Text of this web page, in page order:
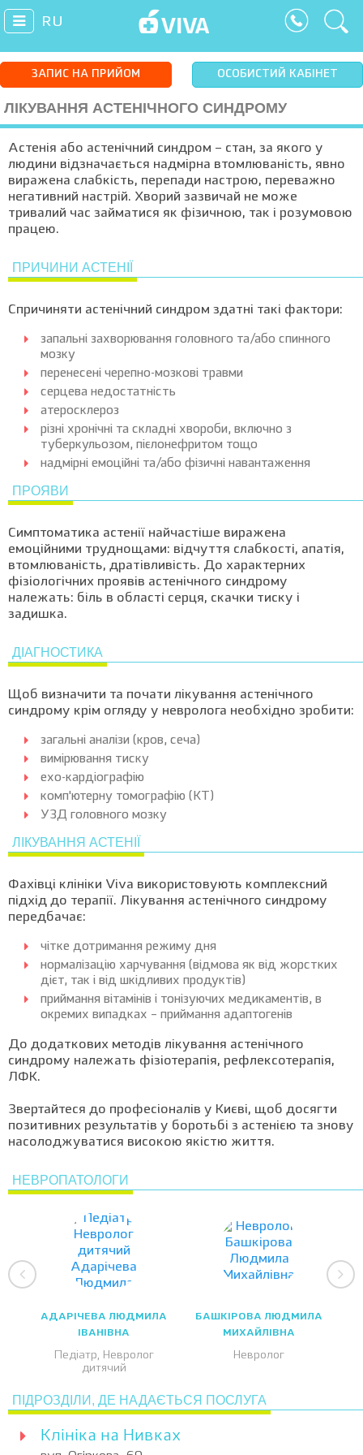
RU
ЗАПИС НА ПРИЙОМ ОСОБИСТИЙ КАБІНЕТ
ЛІКУВАННЯ АСТЕНІЧНОГО СИНДРОМУ
Астенія або астенічний синдром – стан, за якого у
людини відзначається надмірна втомлюваність, явно
виражена слабкість, перепади настрою, переважно
негативний настрій. Хворий зазвичай не може
тривалий час займатися як фізичною, так і розумовою
працею.
ПРИЧИНИ АСТЕНІЇ
Спричиняти астенічний синдром здатні такі фактори:
запальні захворювання головного та/або спинного
мозку
перенесені черепно-мозкові травми
серцева недостатність
атеросклероз
різні хронічні та складні хвороби, включно з
туберкульозом, пієлонефритом тощо
надмірні емоційні та/або фізичні навантаження
ПРОЯВИ
Симптоматика астенії найчастіше виражена
емоційними труднощами: відчуття слабкості, апатія,
втомлюваність, дратівливість. До характерних
фізіологічних проявів астенічного синдрому
належать: біль в області серця, скачки тиску і
задишка.
ДІАГНОСТИКА
Щоб визначити та почати лікування астенічного
синдрому крім огляду у невролога необхідно зробити:
загальні аналізи (кров, сеча)
вимірювання тиску
ехо-кардіографію
комп'ютерну томографію (КТ)
УЗД головного мозку
ЛІКУВАННЯ АСТЕНІЇ
Фахівці клініки Viva використовують комплексний
підхід до терапії. Лікування астенічного синдрому
передбачає:
чітке дотримання режиму дня
нормалізацію харчування (відмова як від жорстких
дієт, так і від шкідливих продуктів)
приймання вітамінів і тонізуючих медикаментів, в
окремих випадках – приймання адаптогенів
До додаткових методів лікування астенічного
синдрому належать фізіотерапія, рефлексотерапія,
ЛФК.
Звертайтеся до професіоналів у Києві, щоб досягти
позитивних результатів у боротьбі з астенією та знову
насолоджуватися високою якістю життя.
НЕВРОПАТОЛОГИ
АДАРІЧЕВА ЛЮДМИЛА
ІВАНІВНА
Педіатр, Невролог
дитячий
БАШКІРОВА ЛЮДМИЛА
МИХАЙЛІВНА
Невролог
ПІДРОЗДІЛИ, ДЕ НАДАЄТЬСЯ ПОСЛУГА
Клініка на Нивках